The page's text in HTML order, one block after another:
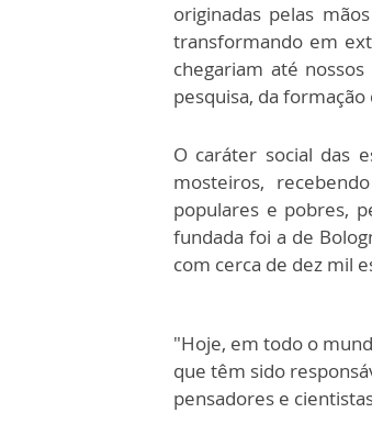
originadas pelas
transformando em
chegariam até
pesquisa, da
O caráter social das
mosteiros,
populares e pobres,
fundada foi a de
com cerca de dez mil
"Hoje, em todo o
que têm sido
pensadores e